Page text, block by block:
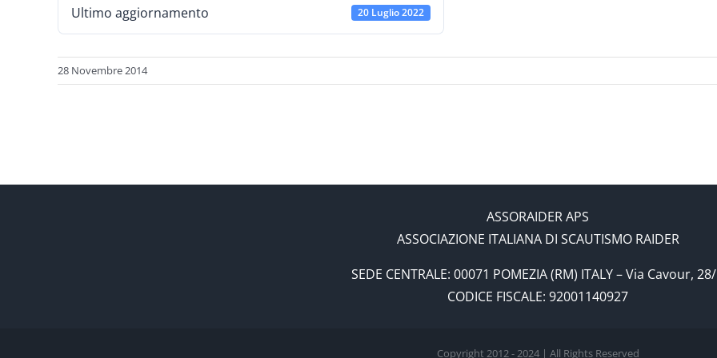
Ultimo aggiornamento 20 Luglio 2022
28 Novembre 2014
ASSORAIDER APS
ASSOCIAZIONE ITALIANA DI SCAUTISMO RAIDER
SEDE CENTRALE: 00071 POMEZIA (RM) ITALY – Via Cavour,
CODICE FISCALE: 92001140927
Copyright 2012 - 2024 | All Rights Reserved